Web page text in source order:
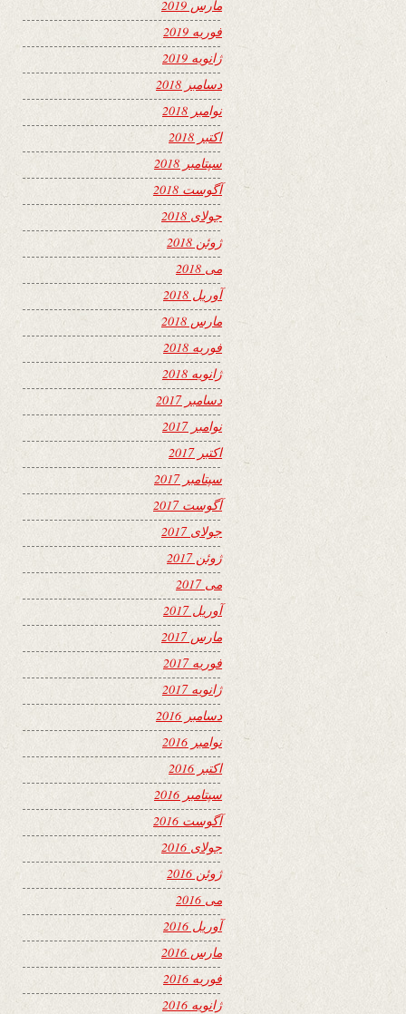
مارس 2019
فوریه 2019
ژانویه 2019
دسامبر 2018
نوامبر 2018
اکتبر 2018
سپتامبر 2018
آگوست 2018
جولای 2018
ژوئن 2018
می 2018
آوریل 2018
مارس 2018
فوریه 2018
ژانویه 2018
دسامبر 2017
نوامبر 2017
اکتبر 2017
سپتامبر 2017
آگوست 2017
جولای 2017
ژوئن 2017
می 2017
آوریل 2017
مارس 2017
فوریه 2017
ژانویه 2017
دسامبر 2016
نوامبر 2016
اکتبر 2016
سپتامبر 2016
آگوست 2016
جولای 2016
ژوئن 2016
می 2016
آوریل 2016
مارس 2016
فوریه 2016
ژانویه 2016